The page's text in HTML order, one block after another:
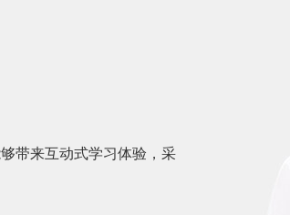
带来互动式学习体验，采